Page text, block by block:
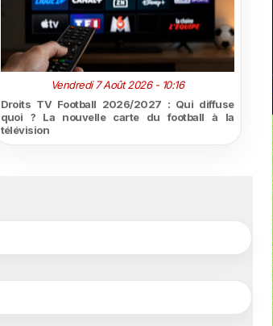
Vendredi 7 Août 2026 - 10:16
Droits TV Football 2026/2027 : Qui diffuse
quoi ? La nouvelle carte du football à la
télévision